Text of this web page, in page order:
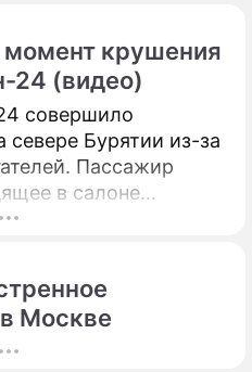
крушения
24 (видео)
совершило
севере Бурятии из-за
Пассажир
в салоне
Москве